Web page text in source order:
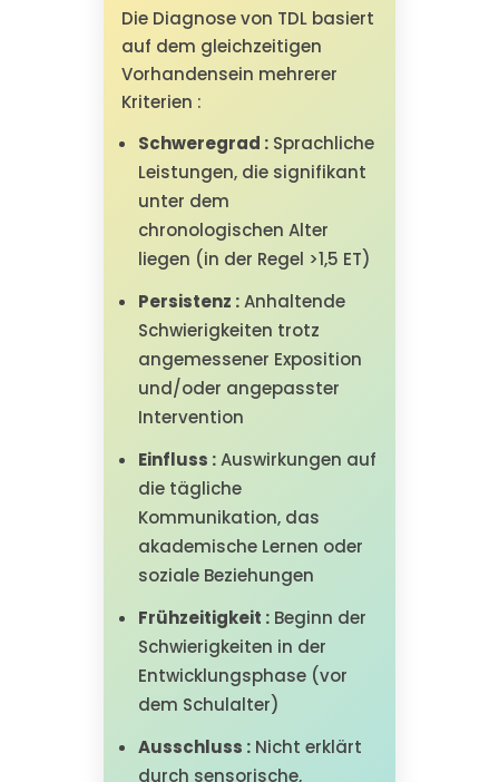
Die Diagnose von TDL basiert
auf dem gleichzeitigen
Vorhandensein mehrerer
Kriterien :
Schweregrad :Sprachliche
Leistungen, die signifikant
unter dem
chronologischen Alter
liegen (in der Regel >1,5 ET)
Persistenz :Anhaltende
Schwierigkeiten trotz
angemessener Exposition
und/oder angepasster
Intervention
Einfluss :Auswirkungen auf
die tägliche
Kommunikation, das
akademische Lernen oder
soziale Beziehungen
Frühzeitigkeit :Beginn der
Schwierigkeiten in der
Entwicklungsphase (vor
dem Schulalter)
Ausschluss :Nicht erklärt
durch sensorische,